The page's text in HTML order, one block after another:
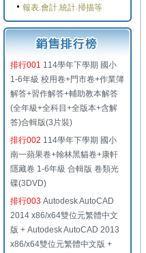
報表.會計.統計.掃描等
排行001 114學年下學期 國小
1-6年級 校用卷+門市卷+作業簿
解答+習作解答+輔助教本解答
(全年級+全科目+全版本+含解
答)合輯版(3片裝)
排行002 114學年下學期 國小
南一蘋果卷+翰林黑貓卷+康軒
隱藏卷 1-6年級 合輯版 卷類光
碟(3DVD)
排行003 Autodesk AutoCAD
2014 x86/x64雙位元繁體中文
版 + Autodesk AutoCAD 2013
x86/x64雙位元繁體中文版 +